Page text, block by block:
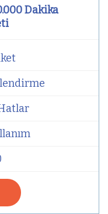
Dakika